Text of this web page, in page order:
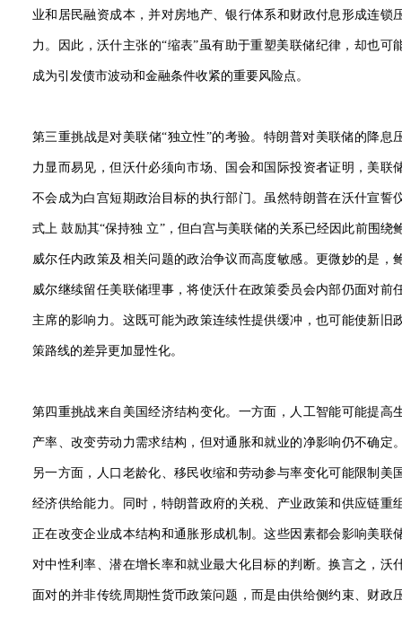
业和居民融资成本，并对房地产、银行体系和财政付息形成连锁
力。因此，沃什主张的“缩表”虽有助于重塑美联储纪律，却也可
成为引发债市波动和金融条件收紧的重要风险点。
第三重挑战是对美联储“独立性”的考验。特朗普对美联储的降息
力显而易见，但沃什必须向市场、国会和国际投资者证明，美联
不会成为白宫短期政治目标的执行部门。虽然特朗普在沃什宣誓
式上 鼓励其“保持独 立”，但白宫与美联储的关系已经因此前围绕
威尔任内政策及相关问题的政治争议而高度敏感。更微妙的是，
威尔继续留任美联储理事，将使沃什在政策委员会内部仍面对前
主席的影响力。这既可能为政策连续性提供缓冲，也可能使新旧
策路线的差异更加显性化。
第四重挑战来自美国经济结构变化。一方面，人工智能可能提高
产率、改变劳动力需求结构，但对通胀和就业的净影响仍不确定
另一方面，人口老龄化、移民收缩和劳动参与率变化可能限制美
经济供给能力。同时，特朗普政府的关税、产业政策和供应链重
正在改变企业成本结构和通胀形成机制。这些因素都会影响美联
对中性利率、潜在增长率和就业最大化目标的判断。换言之，沃
面对的并非传统周期性货币政策问题，而是由供给侧约束、财政